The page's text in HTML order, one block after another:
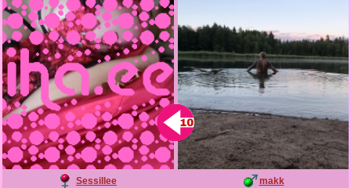
Sessillee makk